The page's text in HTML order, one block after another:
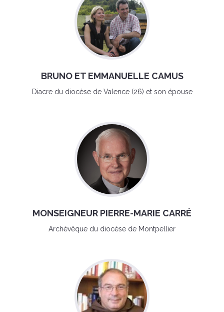
BRUNO ET EMMANUELLE CAMUS
Diacre du diocèse de Valence (26) et son épouse
MONSEIGNEUR PIERRE-MARIE CARRÉ
Archévêque du diocèse de Montpellier